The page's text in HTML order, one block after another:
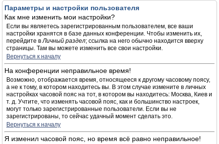
Параметры и настройки пользователя
Как мне изменить мои настройки?
Если вы являетесь зарегистрированным пользователем, все ваши
настройки хранятся в базе данных конференции. Чтобы изменить их,
перейдите вЛичный раздел; ссылка на него обычно находится вверху
страницы. Там вы можете изменить все свои настройки.
Вернуться к началу
На конференции неправильное время!
Возможно, отображается время, относящееся к другому часовому поясу,
а не к тому, в котором находитесь вы. В этом случае измените в личных
настройках часовой пояс на тот, в котором вы находитесь: Москва, Киев и
т. д. Учтите, что изменять часовой пояс, как и большинство настроек,
могут только зарегистрированные пользователи. Если вы не
зарегистрированы, то сейчас удачный момент сделать это.
Вернуться к началу
Я изменил часовой пояс, но время всё равно неправильное!